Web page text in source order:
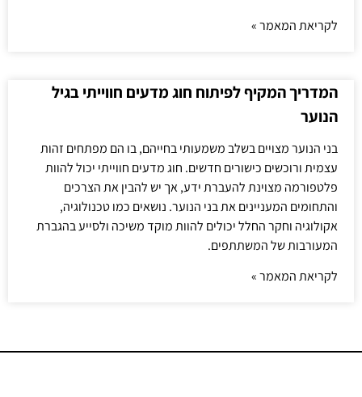
לקריאת המאמר »
המדריך המקיף לפיתוח חוג מדעים חווייתי בגיל
הנוער
בני הנוער מצויים בשלב משמעותי בחייהם, בו הם מפתחים זהות
עצמית ורוכשים כישורים חדשים. חוג מדעים חווייתי יכול להוות
פלטפורמה מצוינת להעברת ידע, אך יש להבין את הצרכים
והתחומים המעניינים את בני הנוער. נושאים כמו טכנולוגיה,
אקולוגיה וחקר החלל יכולים להוות מוקד משיכה ולסייע בהגברת
המעורבות של המשתתפים.
לקריאת המאמר »